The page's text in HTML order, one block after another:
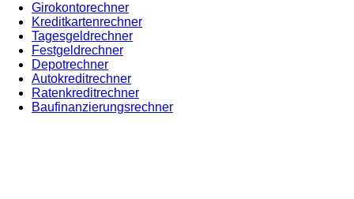
Girokontorechner
Kreditkartenrechner
Tagesgeldrechner
Festgeldrechner
Depotrechner
Autokreditrechner
Ratenkreditrechner
Baufinanzierungsrechner